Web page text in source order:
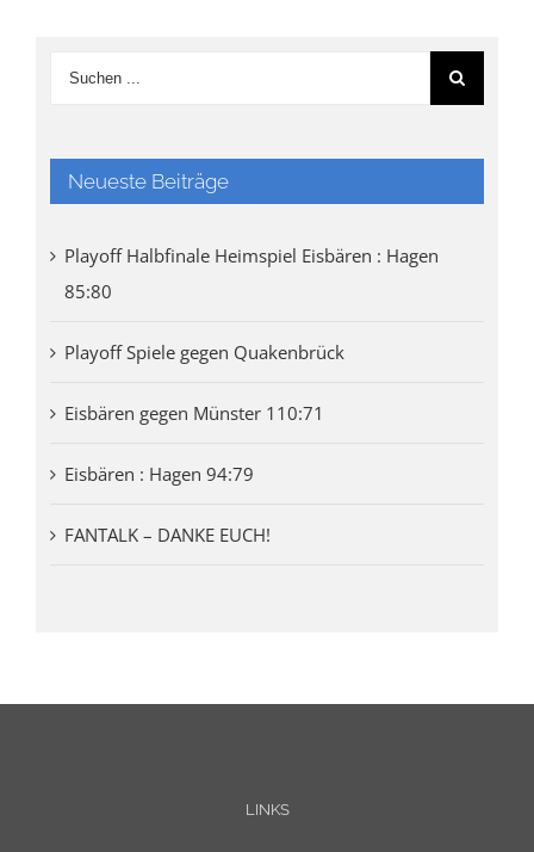
Neueste Beiträge
Playoff Halbfinale Heimspiel Eisbären : Hagen
85:80
Playoff Spiele gegen Quakenbrück
Eisbären gegen Münster 110:71
Eisbären : Hagen 94:79
FANTALK – DANKE EUCH!
LINKS